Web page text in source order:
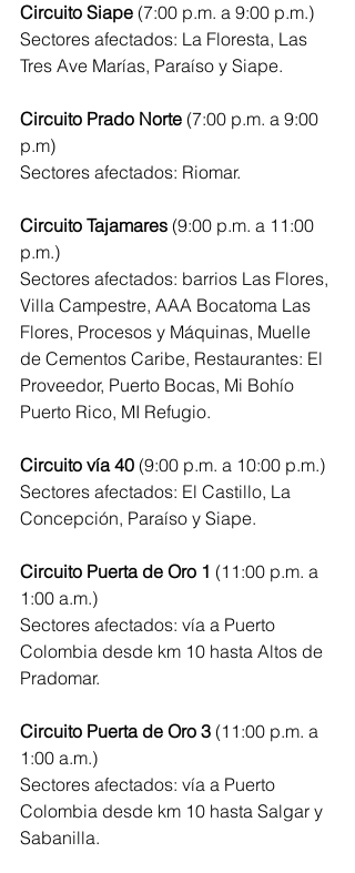
Circuito Siape (7:00 p.m. a 9:00 p.m.)
Sectores afectados: La Floresta, Las
Tres Ave Marías, Paraíso y Siape.
Circuito Prado Norte (7:00 p.m. a 9:00
p.m)
Sectores afectados: Riomar.
Circuito Tajamares (9:00 p.m. a 11:00
p.m.)
Sectores afectados: barrios Las Flores,
Villa Campestre, AAA Bocatoma Las
Flores, Procesos y Máquinas, Muelle
de Cementos Caribe, Restaurantes: El
Proveedor, Puerto Bocas, Mi Bohío
Puerto Rico, MI Refugio.
Circuito vía 40 (9:00 p.m. a 10:00 p.m.)
Sectores afectados: El Castillo, La
Concepción, Paraíso y Siape.
Circuito Puerta de Oro 1 (11:00 p.m. a
1:00 a.m.)
Sectores afectados: vía a Puerto
Colombia desde km 10 hasta Altos de
Pradomar.
Circuito Puerta de Oro 3 (11:00 p.m. a
1:00 a.m.)
Sectores afectados: vía a Puerto
Colombia desde km 10 hasta Salgar y
Sabanilla.